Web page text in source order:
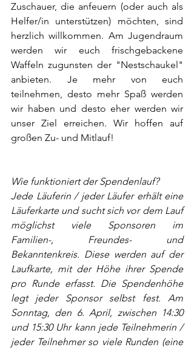
Zuschauer, die anfeuern (oder auch als
Helfer/in unterstützen) möchten, sind
herzlich willkommen. Am Jugendraum
werden wir euch frischgebackene
Waffeln zugunsten der "Nestschaukel"
anbieten. Je mehr von euch
teilnehmen, desto mehr Spaß werden
wir haben und desto eher werden wir
unser Ziel erreichen. Wir hoffen auf
großen Zu- und Mitlauf!
Wie funktioniert der Spendenlauf?
Jede Läuferin / jeder Läufer erhält eine
Läuferkarte und sucht sich vor dem Lauf
möglichst viele Sponsoren im
Familien-, Freundes- und
Bekanntenkreis. Diese werden auf der
Laufkarte, mit der Höhe ihrer Spende
pro Runde erfasst. Die Spendenhöhe
legt jeder Sponsor selbst fest. Am
Sonntag, den 6. April, zwischen 14:30
und 15:30 Uhr kann jede Teilnehmerin /
jeder Teilnehmer so viele Runden (eine